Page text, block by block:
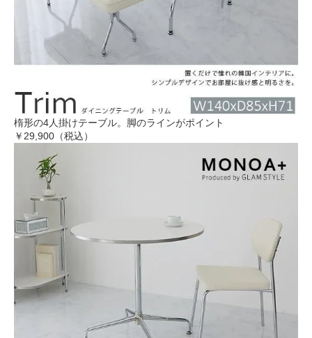
楕形の4人掛けテーブル。脚のラインがポイント
￥29,900（税込）